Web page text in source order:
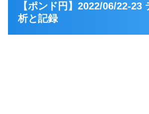
【ポンド円】2022/06/22-23
析と記録